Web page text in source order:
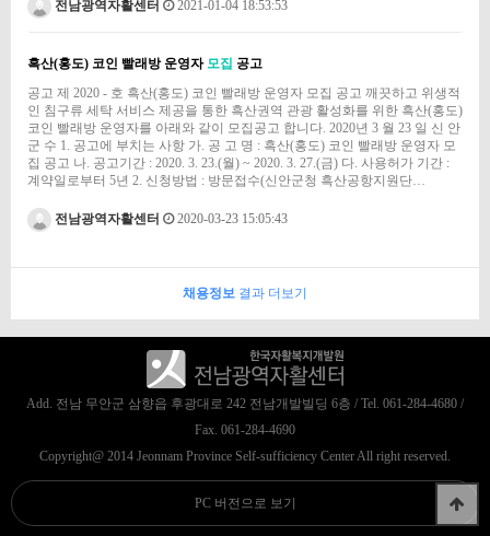
전남광역자활센터 2021-01-04 18:53:53
흑산(홍도) 코인 빨래방 운영자 모집 공고
공고 제 2020 - 호 흑산(홍도) 코인 빨래방 운영자 모집 공고 깨끗하고 위생적
인 침구류 세탁 서비스 제공을 통한 흑산권역 관광 활성화를 위한 흑산(홍도)
코인 빨래방 운영자를 아래와 같이 모집공고 합니다. 2020년 3 월 23 일 신 안
군 수 1. 공고에 부치는 사항 가. 공 고 명 : 흑산(홍도) 코인 빨래방 운영자 모
집 공고 나. 공고기간 : 2020. 3. 23.(월) ~ 2020. 3. 27.(금) 다. 사용허가 기간 :
계약일로부터 5년 2. 신청방법 : 방문접수(신안군청 흑산공항지원단…
전남광역자활센터 2020-03-23 15:05:43
채용정보 결과 더보기
Add. 전남 무안군 삼향읍 후광대로 242 전남개발빌딩 6층 / Tel. 061-284-4680 /
Fax. 061-284-4690
Copyright@ 2014 Jeonnam Province Self-sufficiency Center All right reserved.
PC 버전으로 보기